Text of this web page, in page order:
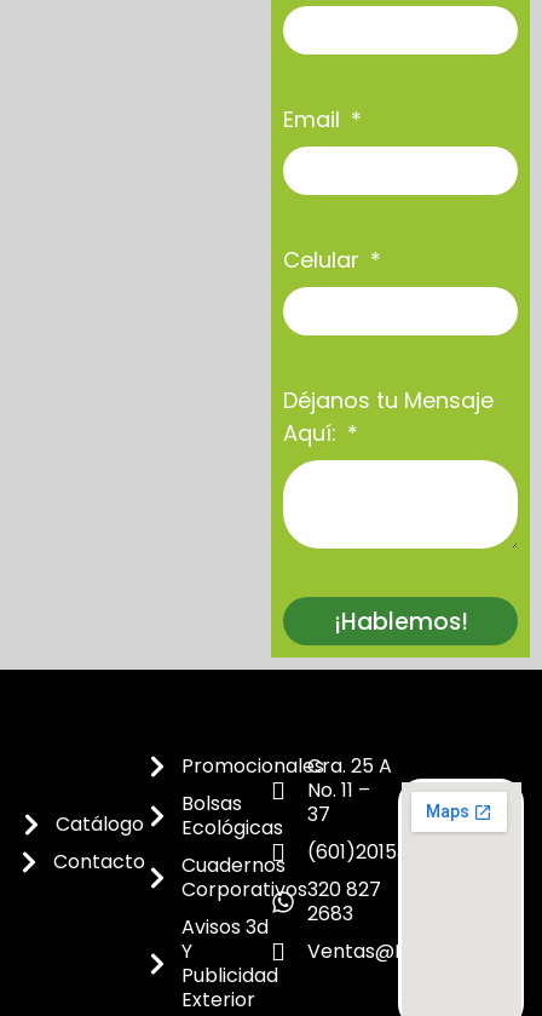
Email
Celular
Déjanos tu Mensaje
Aquí:
¡Hablemos!
Catálogo
Contacto
Promocionales
Bolsas
Ecológicas
Cuadernos
Corporativos
Avisos 3d
Y
Publicidad
Exterior
Cra. 25 A
No. 11 –
37
(601)2015300
320 827
2683
Ventas@dicoes.co